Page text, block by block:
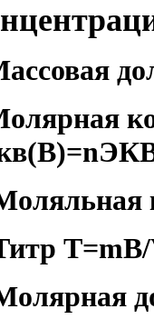
n
Т=mB/